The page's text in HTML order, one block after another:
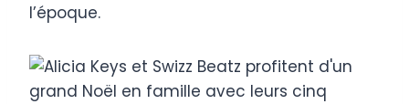
l’époque.